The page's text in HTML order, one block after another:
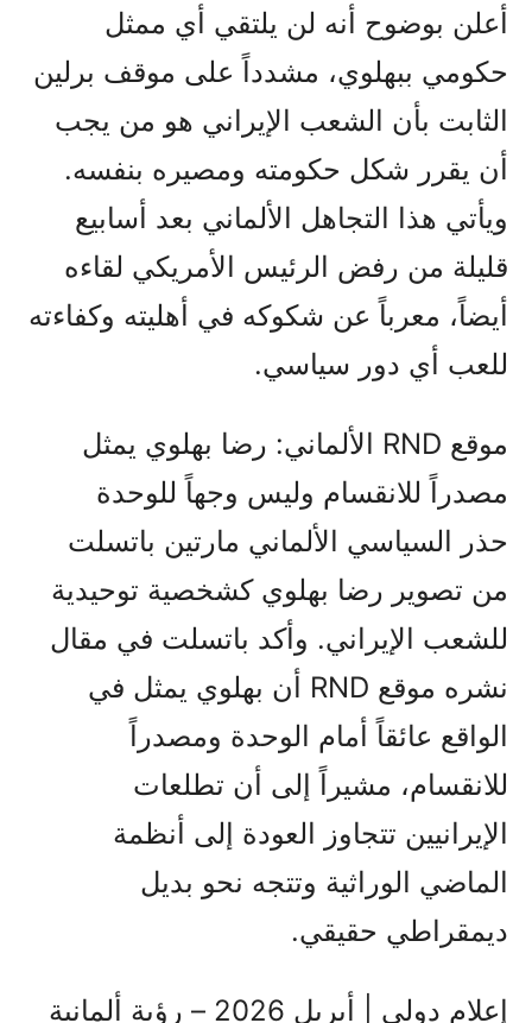
أعلن بوضوح أنه لن يلتقي أي ممثل
حكومي ببهلوي، مشدداً على موقف برلين
الثابت بأن الشعب الإيراني هو من يجب
أن يقرر شكل حكومته ومصيره بنفسه.
ويأتي هذا التجاهل الألماني بعد أسابيع
قليلة من رفض الرئيس الأمريكي لقاءه
أيضاً، معرباً عن شكوكه في أهليته وكفاءته
للعب أي دور سياسي.
موقع RND الألماني: رضا بهلوي يمثل
مصدراً للانقسام وليس وجهاً للوحدة
حذر السياسي الألماني مارتين باتسلت
من تصوير رضا بهلوي كشخصية توحيدية
للشعب الإيراني. وأكد باتسلت في مقال
نشره موقع RND أن بهلوي يمثل في
الواقع عائقاً أمام الوحدة ومصدراً
للانقسام، مشيراً إلى أن تطلعات
الإيرانيين تتجاوز العودة إلى أنظمة
الماضي الوراثية وتتجه نحو بديل
ديمقراطي حقيقي.
إعلام دولي | أبريل 2026 – رؤية ألمانية